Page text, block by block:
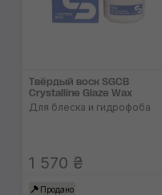
Твёрдый воск SGCB
Crystalline Glaze Wax
Для блеска и гидрофоба
1 570 ₴
Продано